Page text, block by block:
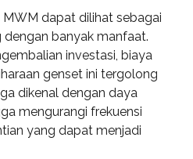
dapat dilihat sebagai
dengan banyak manfaat.
investasi, biaya
genset ini tergolong
dikenal dengan daya
mengurangi frekuensi
yang dapat menjadi